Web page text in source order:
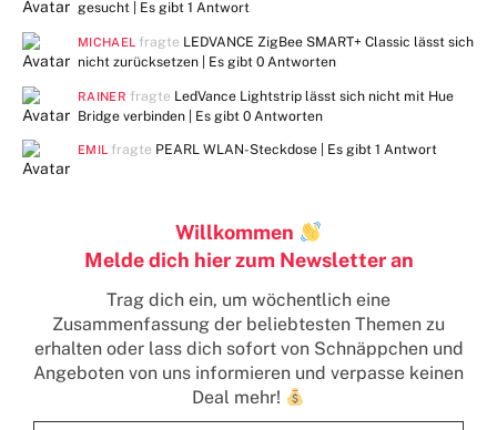
gesucht | Es gibt 1 Antwort
MICHAEL fragte LEDVANCE ZigBee SMART+ Classic lässt sich
nicht zurücksetzen | Es gibt 0 Antworten
RAINER fragte LedVance Lightstrip lässt sich nicht mit Hue
Bridge verbinden | Es gibt 0 Antworten
EMIL fragte PEARL WLAN-Steckdose | Es gibt1 Antwort
Willkommen
Melde dich hier zum Newsletter an
Trag dich ein, um wöchentlich eine
Zusammenfassung der beliebtesten Themen zu
erhaltenoder lass dich sofort von Schnäppchen und
Angeboten von uns informieren und verpasse keinen
Deal mehr!